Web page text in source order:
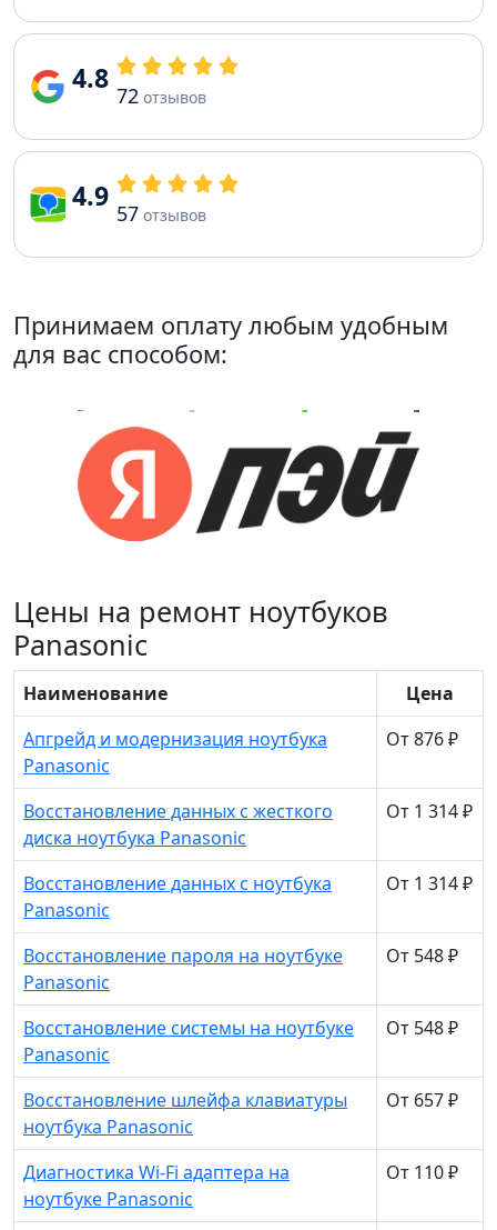
4.8 72 отзывов
4.9 57 отзывов
Принимаем оплату любым удобным
для вас способом:
Цены на ремонт ноутбуков
Panasonic
Наименование
Цена
Апгрейд и модернизация ноутбука
Panasonic
От 876 ₽
Восстановление данных с жесткого
диска ноутбука Panasonic
От 1 314 ₽
Восстановление данных с ноутбука
Panasonic
От 1 314 ₽
Восстановление пароля на ноутбуке
Panasonic
От 548 ₽
Восстановление системы на ноутбуке
Panasonic
От 548 ₽
Восстановление шлейфа клавиатуры
ноутбука Panasonic
От 657 ₽
Диагностика Wi-Fi адаптера на
ноутбуке Panasonic
От 110 ₽